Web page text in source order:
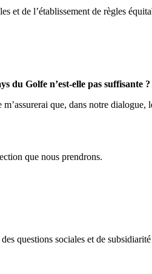
et de l’établissement de règles
du Golfe n’est-elle pas suffisante ?
que, dans notre dialogue,
que nous prendrons.
questions sociales et de